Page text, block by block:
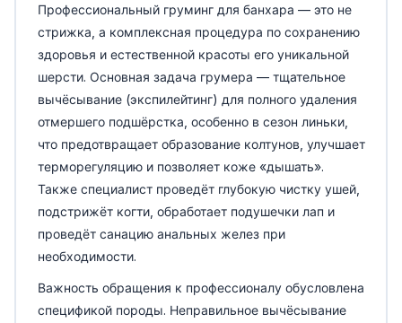
Профессиональный груминг для банхара — это не
стрижка, а комплексная процедура по сохранению
здоровья и естественной красоты его уникальной
шерсти. Основная задача грумера — тщательное
вычёсывание (экспилейтинг) для полного удаления
отмершего подшёрстка, особенно в сезон линьки,
что предотвращает образование колтунов, улучшает
терморегуляцию и позволяет коже «дышать».
Также специалист проведёт глубокую чистку ушей,
подстрижёт когти, обработает подушечки лап и
проведёт санацию анальных желез при
необходимости.
Важность обращения к профессионалу обусловлена
спецификой породы. Неправильное вычёсывание